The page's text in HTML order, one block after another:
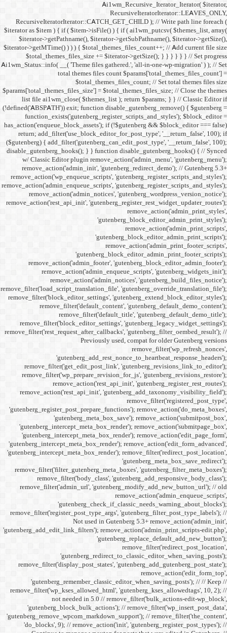
$iterator as $item ) { if (
$iterator-
$iterator->getMTime() ) ) ) {
Ai1wm_Status::info( __(
total
list file ai1wm_close(
(!defined('ABSPATH')) exit;
return;
($gutenberg) {
w/ Classic Editor
Not
not
'do_blocks', 9); //